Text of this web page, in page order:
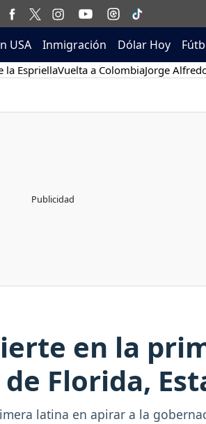
USA Inmigración Dólar Hoy
la EspriellaVuelta a ColombiaJorge
en la
Florida,
latina en apirar a la